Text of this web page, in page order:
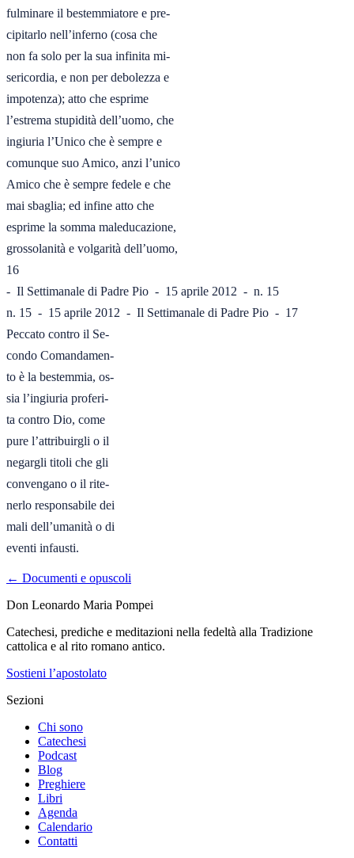
fulminare il bestemmiatore e pre-
cipitarlo nell’inferno (cosa che
non fa solo per la sua infinita mi-
sericordia, e non per debolezza e
impotenza); atto che esprime
l’estrema stupidità dell’uomo, che
ingiuria l’Unico che è sempre e
comunque suo Amico, anzi l’unico
Amico che è sempre fedele e che
mai sbaglia; ed infine atto che
esprime la somma maleducazione,
grossolanità e volgarità dell’uomo,
16
-  Il Settimanale di Padre Pio  -  15 aprile 2012  -  n. 15
n. 15  -  15 aprile 2012  -  Il Settimanale di Padre Pio  -  17
Peccato contro il Se-
condo Comandamen-
to è la bestemmia, os-
sia l’ingiuria proferi-
ta contro Dio, come
pure l’attribuirgli o il
negargli titoli che gli
convengano o il rite-
nerlo responsabile dei
mali dell’umanità o di
eventi infausti.
← Documenti e opuscoli
Don Leonardo Maria Pompei
Catechesi, prediche e meditazioni nella fedeltà alla Tradizione
cattolica e al rito romano antico.
Sostieni l’apostolato
Sezioni
Chi sono
Catechesi
Podcast
Blog
Preghiere
Libri
Agenda
Calendario
Contatti